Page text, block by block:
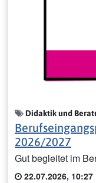
Didaktik und
2026/2027
Gut begleitet im
22.07.2026, 10:27